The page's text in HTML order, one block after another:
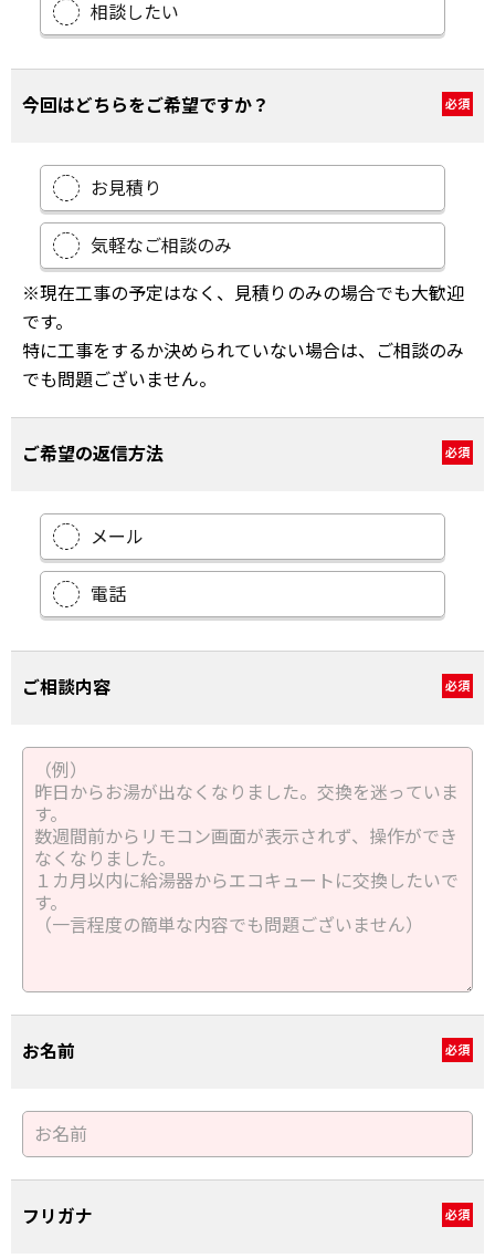
相談したい
今回はどちらをご希望ですか？ 必須
お見積り
気軽なご相談のみ
※現在工事の予定はなく、見積りのみの場合でも大歓迎
です。
特に工事をするか決められていない場合は、ご相談のみ
でも問題ございません。
ご希望の返信方法 必須
メール
電話
ご相談内容 必須
お名前 必須
フリガナ 必須